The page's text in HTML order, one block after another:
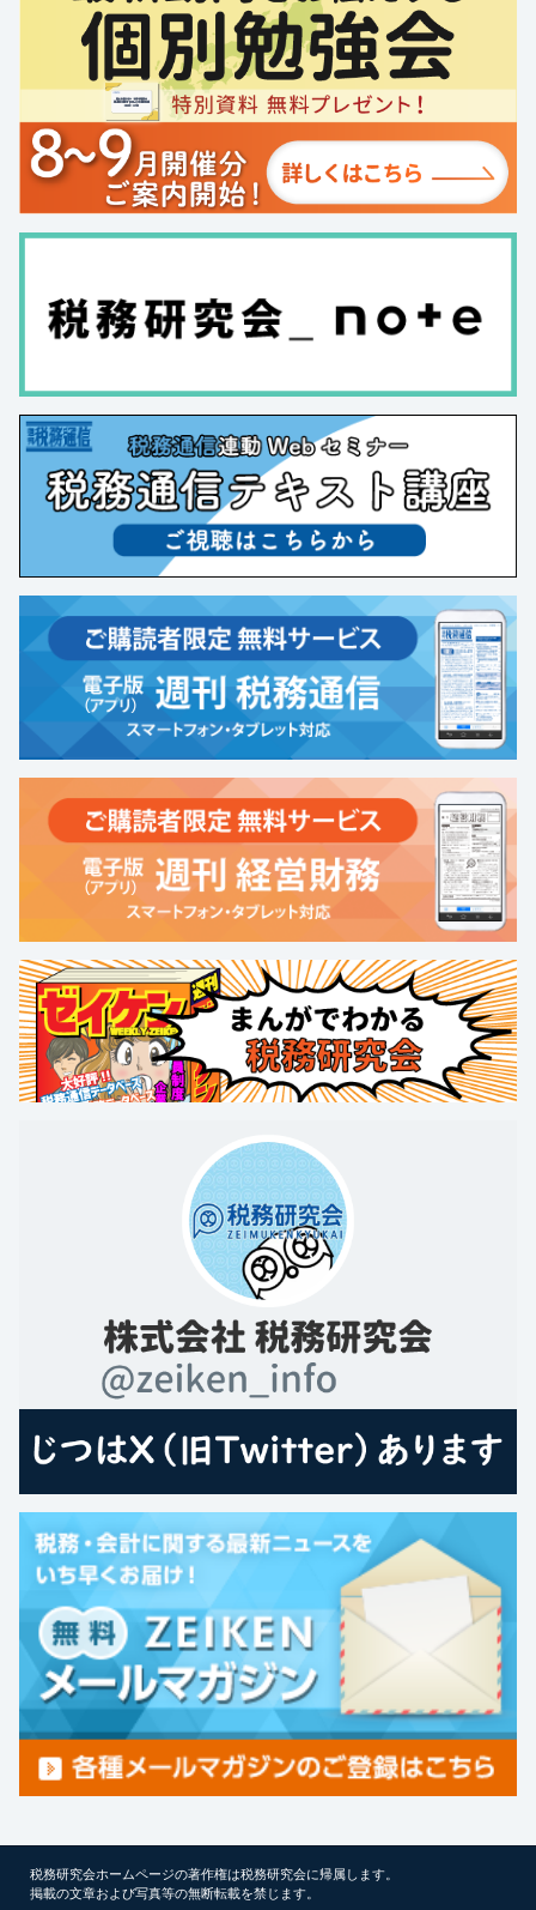
税務研究会ホームページの著作権は税務研究会に帰属します。
掲載の文章および写真等の無断転載を禁じます。